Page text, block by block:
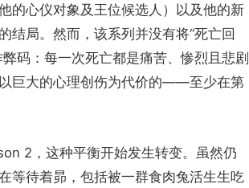
的心仪对象及王位候选人）以及他的新
结局。然而，该系列并没有将“死亡回
弊码：每一次死亡都是痛苦、惨烈且悲剧
巨大的心理创伤为代价的——至少在第
2，这种平衡开始发生转变。虽然仍
等待着昴，包括被一群食肉兔活生生吃